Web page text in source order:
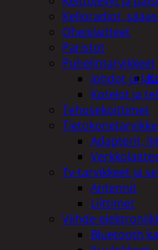
Kelloradiot,
Oheislaitteet
Paristot
Puhelintarvikkeet
Johdot ja
Kotelot ja
Tehosekoittimet
Adapterit,
Tv-tarvikkeet ja
Antennit
Liittimet
Viihde-
Bluetooth